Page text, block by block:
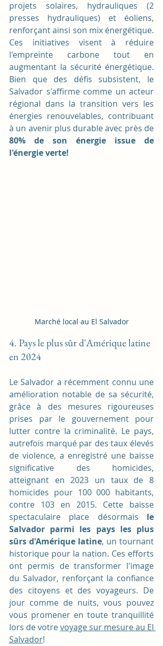
projets solaires, hydrauliques (2
presses hydrauliques) et éoliens,
renforçant ainsi son mix énergétique.
Ces initiatives visent à réduire
l'empreinte carbone tout en
augmentant la sécurité énergétique.
Bien que des défis subsistent, le
Salvador s'affirme comme un acteur
régional dans la transition vers les
énergies renouvelables, contribuant
80% de son énergie issue de
l'énergie verte!
Marché local au El Salvador
4. Pays le plus sûr d'Amérique latine
en 2024
Le Salvador a récemment connu une
amélioration notable de sa sécurité,
grâce à des mesures rigoureuses
prises par le gouvernement pour
lutter contre la criminalité. Le pays,
autrefois marqué par des taux élevés
de violence, a enregistré une baisse
significative des homicides,
atteignant en 2023 un taux de 8
homicides pour 100 000 habitants,
contre 103 en 2015. Cette baisse
spectaculaire place désormais le
Salvador parmi les pays les plus
sûrs d'Amérique latine, un tournant
historique pour la nation. Ces efforts
ont permis de transformer l'image
du Salvador, renforçant la confiance
des citoyens et des voyageurs. De
jour comme de nuits, vous pouvez
vous promener en toute tranquillité
lors de votre voyage sur mesure au El
Salvador!